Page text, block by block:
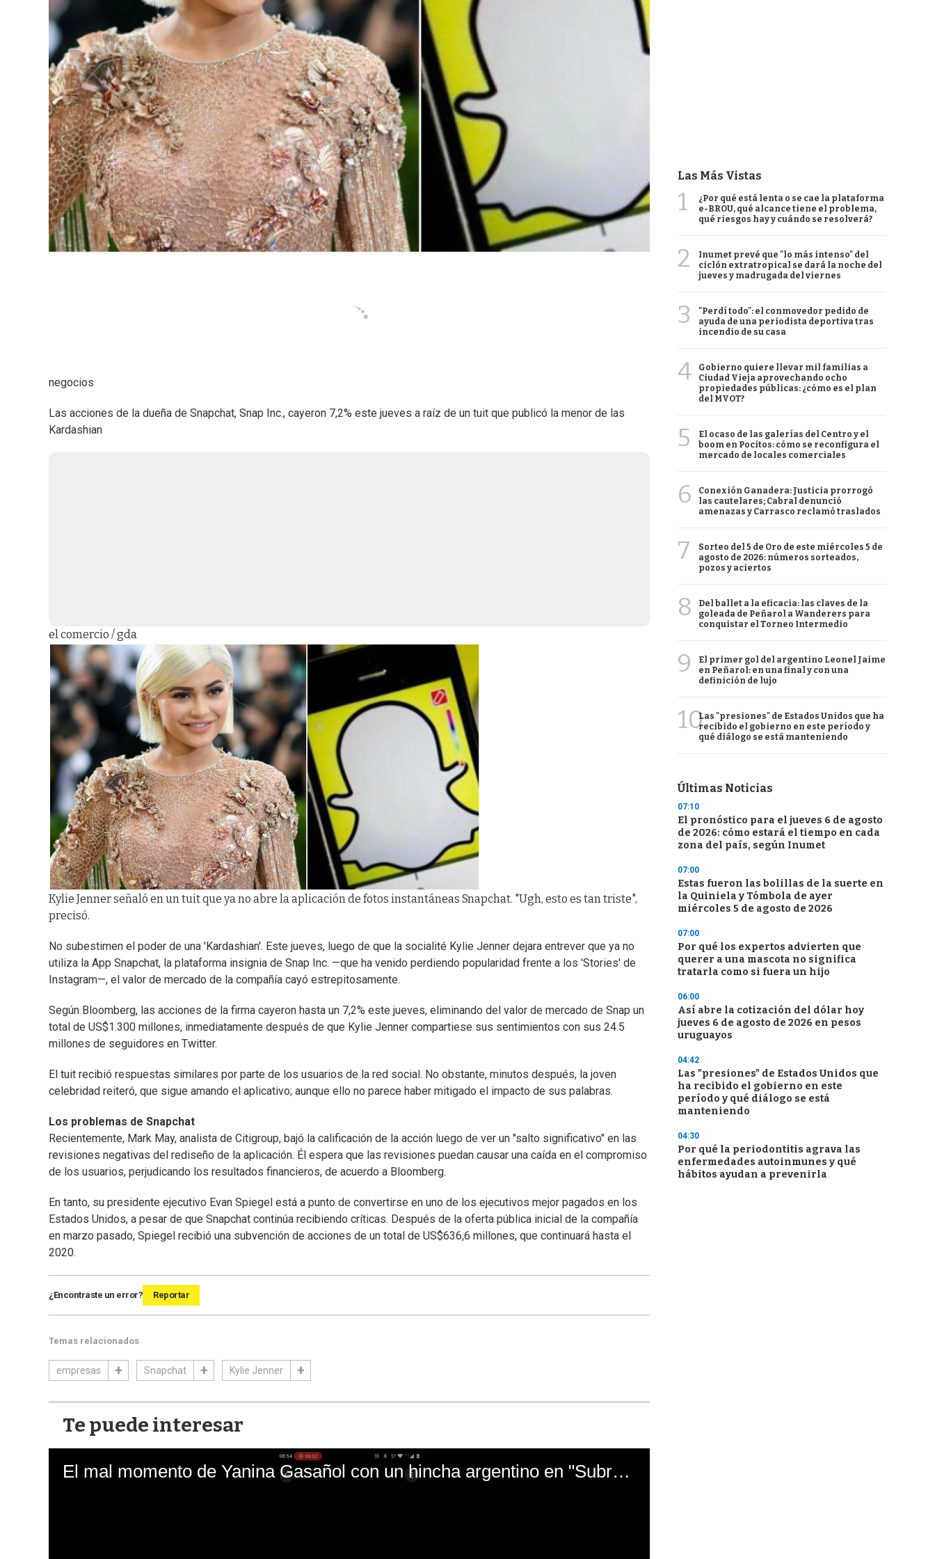
negocios
Las acciones de la dueña de Snapchat, Snap Inc., cayeron 7,2% este jueves a raíz de un tuit que publicó la menor de las
Kardashian
el comercio / gda
Kylie Jenner señaló en un tuit que ya no abre la aplicación de fotos instantáneas Snapchat. "Ugh, esto es tan triste",
precisó.
No subestimen el poder de una 'Kardashian'. Este jueves, luego de que la socialité Kylie Jenner dejara entrever que ya no
utiliza la App Snapchat, la plataforma insignia de Snap Inc. —que ha venido perdiendo popularidad frente a los 'Stories' de
Instagram—, el valor de mercado de la compañía cayó estrepitosamente.
Según Bloomberg, las acciones de la firma cayeron hasta un 7,2% este jueves, eliminando del valor de mercado de Snap un
total de US$1.300 millones, inmediatamente después de que Kylie Jenner compartiese sus sentimientos con sus 24.5
millones de seguidores en Twitter.
El tuit recibió respuestas similares por parte de los usuarios de la red social. No obstante, minutos después, la joven
celebridad reiteró, que sigue amando el aplicativo; aunque ello no parece haber mitigado el impacto de sus palabras.
Los problemas de Snapchat
Recientemente, Mark May, analista de Citigroup, bajó la calificación de la acción luego de ver un "salto significativo" en las
revisiones negativas del rediseño de la aplicación. Él espera que las revisiones puedan causar una caída en el compromiso
de los usuarios, perjudicando los resultados financieros, de acuerdo a Bloomberg.
En tanto, su presidente ejecutivo Evan Spiegel está a punto de convertirse en uno de los ejecutivos mejor pagados en los
Estados Unidos, a pesar de que Snapchat continúa recibiendo críticas. Después de la oferta pública inicial de la compañía
en marzo pasado, Spiegel recibió una subvención de acciones de un total de US$636,6 millones, que continuará hasta el
2020.
¿Encontraste un error? Reportar
Temas relacionados
empresas Snapchat Kylie Jenner
Te puede interesar
El mal momento de Yanina Gasañol con un hincha argentino en "Subrayado"
Las Más Vistas
1
¿Por qué está lenta o se cae la plataforma
e-BROU, qué alcance tiene el problema,
qué riesgos hay y cuándo se resolverá?
2
Inumet prevé que "lo más intenso" del
ciclón extratropical se dará la noche del
jueves y madrugada del viernes
3
"Perdí todo": el conmovedor pedido de
ayuda de una periodista deportiva tras
incendio de su casa
4
Gobierno quiere llevar mil familias a
Ciudad Vieja aprovechando ocho
propiedades públicas: ¿cómo es el plan
del MVOT?
5
El ocaso de las galerías del Centro y el
boom en Pocitos: cómo se reconfigura el
mercado de locales comerciales
6
Conexión Ganadera: Justicia prorrogó
las cautelares; Cabral denunció
amenazas y Carrasco reclamó traslados
7
Sorteo del 5 de Oro de este miércoles 5 de
agosto de 2026: números sorteados,
pozos y aciertos
8
Del ballet a la eficacia: las claves de la
goleada de Peñarol a Wanderers para
conquistar el Torneo Intermedio
9
El primer gol del argentino Leonel Jaime
en Peñarol: en una final y con una
definición de lujo
10Las "presiones" de Estados Unidos que ha
recibido el gobierno en este período y
qué diálogo se está manteniendo
Últimas Noticias
07:10
El pronóstico para el jueves 6 de agosto
de 2026: cómo estará el tiempo en cada
zona del país, según Inumet
07:00
Estas fueron las bolillas de la suerte en
la Quiniela y Tómbola de ayer
miércoles 5 de agosto de 2026
07:00
Por qué los expertos advierten que
querer a una mascota no significa
tratarla como si fuera un hijo
06:00
Así abre la cotización del dólar hoy
jueves 6 de agosto de 2026 en pesos
uruguayos
04:42
Las "presiones" de Estados Unidos que
ha recibido el gobierno en este
período y qué diálogo se está
manteniendo
04:30
Por qué la periodontitis agrava las
enfermedades autoinmunes y qué
hábitos ayudan a prevenirla